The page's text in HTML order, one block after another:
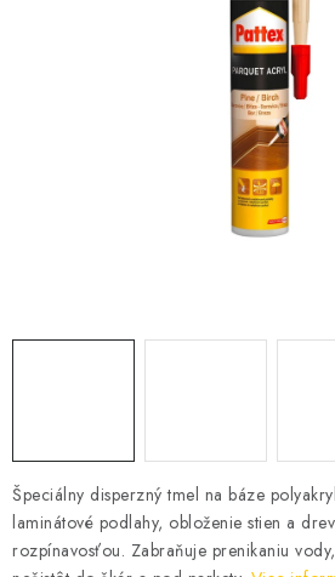
OBCHODNÉ PODMIENKY
HODNOTENIE OBCHODU
Moja objednávka
Vrátenie a
Podmienky
Formulár na reklamáciu tovaru
Špeciálny disperzný tmel na báze
laminátové podlahy, obloženie stien a
rozpínavosťou. Zabraňuje prenikaniu